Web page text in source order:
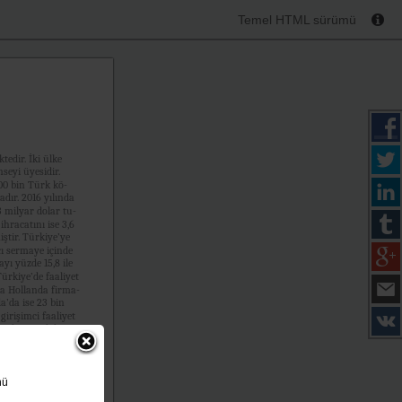
Temel HTML sürümü
İki ülke
üyesidir.
bin Türk kö-
2016 yılında
milyar dolar tu-
ise 3,6
Türkiye’ye
sermaye içinde
yüzde 15,8 ile
faaliyet
Hollanda firma-
ise 23 bin
girişimci faaliyet
ekonomik ba-
ilişkilerin en